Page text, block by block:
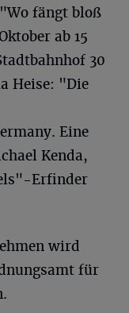
fängt bloß
ab 15
30
Heise: "Die
Eine
Kenda,
Erfinder
wird
für